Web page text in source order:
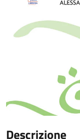
Descrizione